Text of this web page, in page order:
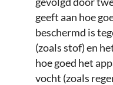
geeft aan hoe
beschermd is
(zoals stof) en
hoe goed het
vocht (zoals